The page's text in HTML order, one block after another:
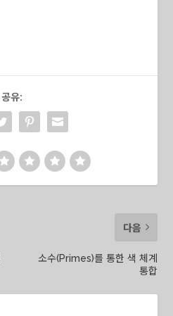
공유:
다음
소수(Primes)를 통한 색 체계
통합